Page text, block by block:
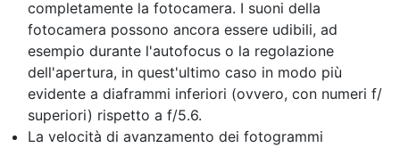
completamente la fotocamera. I suoni della
fotocamera possono ancora essere udibili, ad
esempio durante l'autofocus o la regolazione
dell'apertura, in quest'ultimo caso in modo più
evidente a diaframmi inferiori (ovvero, con numeri f/
superiori) rispetto a f/5.6.
La velocità di avanzamento dei fotogrammi